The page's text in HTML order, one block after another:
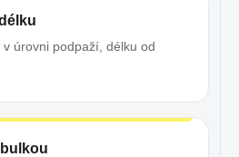
úrovni podpaží, délku od